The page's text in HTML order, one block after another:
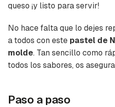
queso ¡y listo para servir!
No hace falta que lo dejes
a todos con este pastel de
molde. Tan sencillo como
todos los sabores, os
Paso a paso